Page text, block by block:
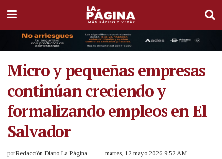
Micro y pequeñas empresas
continúan creciendo y
formalizando empleos en El
Salvador
porRedacción Diario La Página martes, 12 mayo 2026 9:52 AM